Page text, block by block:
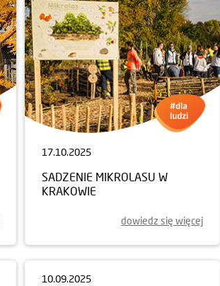
17.10.2025
SADZENIE MIKROLASU W
KRAKOWIE
dowiedz się więcej